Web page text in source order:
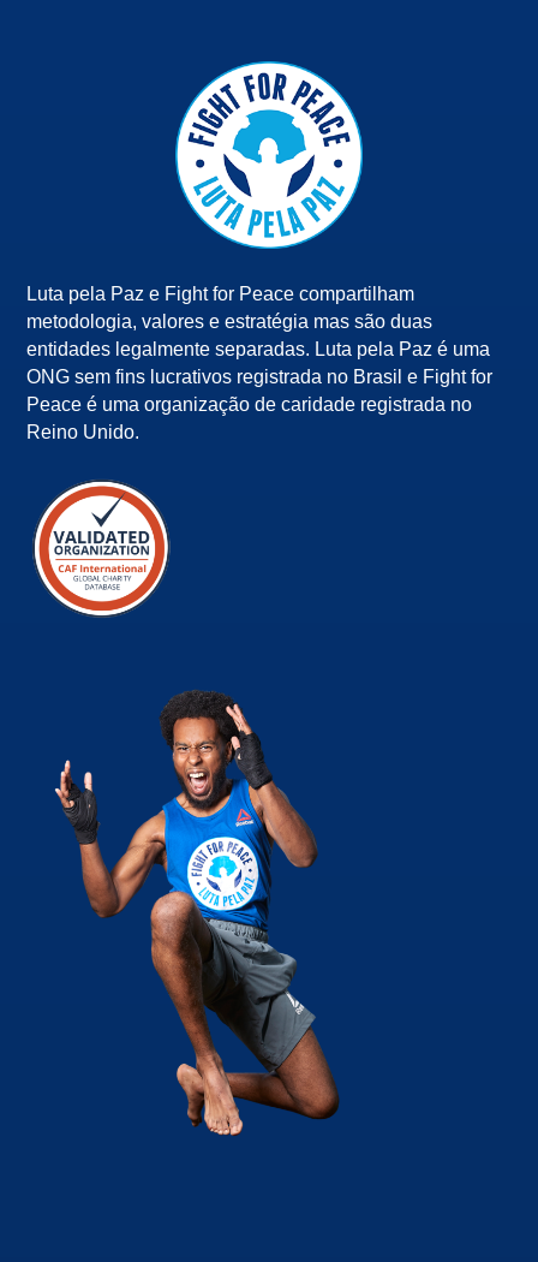
Luta pela Paz e Fight for Peace compartilham
metodologia, valores e estratégia mas são duas
entidades legalmente separadas. Luta pela Paz é uma
ONG sem fins lucrativos registrada no Brasil e Fight for
Peace é uma organização de caridade registrada no
Reino Unido.